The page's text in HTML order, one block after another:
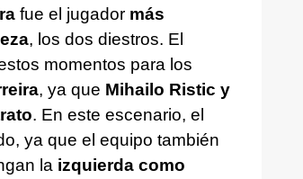
fue el jugador más
, los dos diestros. El
momentos para los
, ya que Mihailo Ristic y
. En este escenario, el
ya que el equipo también
la izquierda como